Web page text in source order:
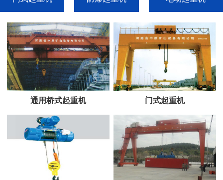
通用桥式起重机 门式起重机